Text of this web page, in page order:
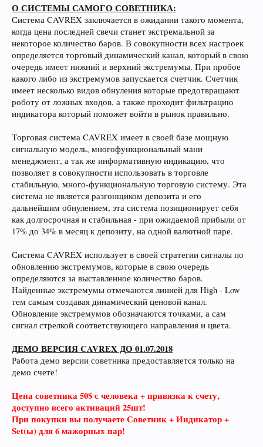
О СИСТЕМЫ САМОГО СОВЕТНИКА:
Система CAVREX заключается в ожидании такого момента,
когда цена последней свечи станет экстремальной за
некоторое количество баров. В совокупности всех настроек
определяется торговый динамический канал, который в свою
очередь имеет нижний и верхний экстремумы. При пробое
какого либо из экстремумов запускается счетчик. Счетчик
имеет несколько видов обнуления которые предотвращают
роботу от ложных входов, а также проходит фильтрацию
индикатора который поможет войти в рынок правильно.
Т‌орговая система CAVREX имеет в своей базе мощную
сигнальную модель, многофункциональный мани
менеджмент, а так же информативную индикацию, что
позволяет в совокупности использовать в торговле
стабильную, много-функциональную торговую систему. Эта
система не является разгонщиком депозита и его
дальнейшим обнулением, эта система позиционирует себя
как долгосрочная и стабильная - при ожидаемой прибыли от
17% до 34% в месяц к депозиту, на одной валютной паре.
Система CAVREX использует в своей стратегии сигналы по
обновлению экстремумов, которые в свою очередь
определяются за выставленное количество баров.
Найденные экстремумы отмечаются линией для High - Low
тем самым создавая динамический ценовой канал.
Обновление экстремумов обозначаются точками, а сам
сигнал стрелкой соответствующего направления и цвета.
ДЕМО ВЕРСИЯ CAVREX ДО 01.07.2018
Работа демо версии советника предоставляется только на
демо счете!
Цена советника 50$ с человека + привязка к счету,
доступно всего активаций 25шт!
При покупки вы получаете Советник + Индикатор +
Set(ы) для 6 мажорных пар!